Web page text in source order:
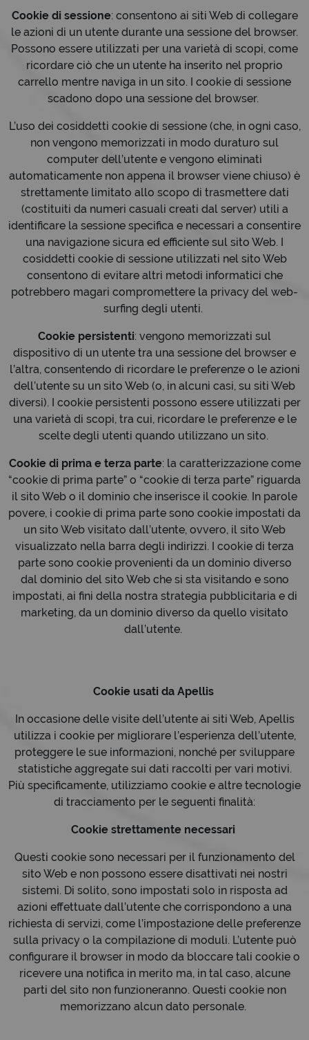
Cookie di sessione: consentono ai siti Web di collegare
le azioni di un utente durante una sessione del browser.
Possono essere utilizzati per una varietà di scopi, come
ricordare ciò che un utente ha inserito nel proprio
carrello mentre naviga in un sito. I cookie di sessione
scadono dopo una sessione del browser.
L’uso dei cosiddetti cookie di sessione (che, in ogni caso,
non vengono memorizzati in modo duraturo sul
computer dell’utente e vengono eliminati
automaticamente non appena il browser viene chiuso) è
strettamente limitato allo scopo di trasmettere dati
(costituiti da numeri casuali creati dal server) utili a
identificare la sessione specifica e necessari a consentire
una navigazione sicura ed efficiente sul sito Web. I
cosiddetti cookie di sessione utilizzati nel sito Web
consentono di evitare altri metodi informatici che
potrebbero magari compromettere la privacy del web-
surfing degli utenti.
Cookie persistenti: vengono memorizzati sul
dispositivo di un utente tra una sessione del browser e
l’altra, consentendo di ricordare le preferenze o le azioni
dell’utente su un sito Web (o, in alcuni casi, su siti Web
diversi). I cookie persistenti possono essere utilizzati per
una varietà di scopi, tra cui, ricordare le preferenze e le
scelte degli utenti quando utilizzano un sito.
Cookie di prima e terza parte: la caratterizzazione come
“cookie di prima parte” o “cookie di terza parte” riguarda
il sito Web o il dominio che inserisce il cookie. In parole
povere, i cookie di prima parte sono cookie impostati da
un sito Web visitato dall’utente, ovvero, il sito Web
visualizzato nella barra degli indirizzi. I cookie di terza
parte sono cookie provenienti da un dominio diverso
dal dominio del sito Web che si sta visitando e sono
impostati, ai fini della nostra strategia pubblicitaria e di
marketing, da un dominio diverso da quello visitato
dall’utente.
Cookie usati da Apellis
In occasione delle visite dell’utente ai siti Web, Apellis
utilizza i cookie per migliorare l’esperienza dell’utente,
proteggere le sue informazioni, nonché per sviluppare
statistiche aggregate sui dati raccolti per vari motivi.
Più specificamente, utilizziamo cookie e altre tecnologie
di tracciamento per le seguenti finalità:
Cookie strettamente necessari
Questi cookie sono necessari per il funzionamento del
sito Web e non possono essere disattivati nei nostri
sistemi. Di solito, sono impostati solo in risposta ad
azioni effettuate dall’utente che corrispondono a una
richiesta di servizi, come l’impostazione delle preferenze
sulla privacy o la compilazione di moduli. L’utente può
configurare il browser in modo da bloccare tali cookie o
ricevere una notifica in merito ma, in tal caso, alcune
parti del sito non funzioneranno. Questi cookie non
memorizzano alcun dato personale.